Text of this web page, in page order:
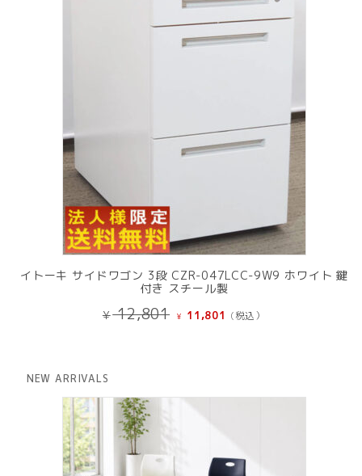
イトーキ サイドワゴン 3段 CZR-047LCC-9W9 ホワイト 鍵
付き スチール製
¥12,801 元
¥ 11,801 現
(税込）
NEW ARRIVALS